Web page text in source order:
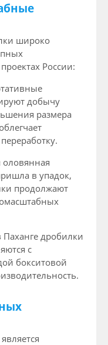
широко
России:
добычу
размера
оловянная
в упадок,
продолжают
дробилки
с
бокситовой